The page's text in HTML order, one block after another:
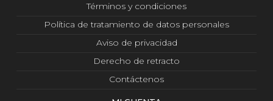
Términos y condiciones
Política de tratamiento de datos personales
Aviso de privacidad
Derecho de retracto
Contáctenos